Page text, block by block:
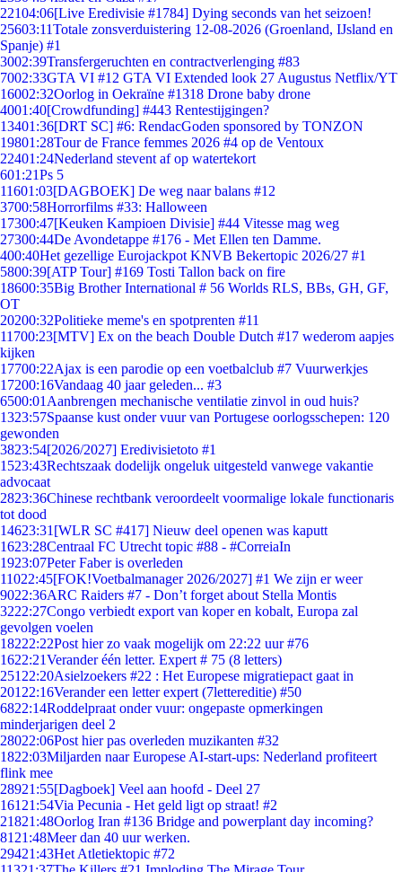
22104:06[Live Eredivisie #1784] Dying seconds van het seizoen!
25603:11Totale zonsverduistering 12-08-2026 (Groenland, IJsland en
Spanje) #1
3002:39Transfergeruchten en contractverlenging #83
7002:33GTA VI #12 GTA VI Extended look 27 Augustus Netflix/YT
16002:32Oorlog in Oekraïne #1318 Drone baby drone
4001:40[Crowdfunding] #443 Rentestijgingen?
13401:36[DRT SC] #6: RendacGoden sponsored by TONZON
19801:28Tour de France femmes 2026 #4 op de Ventoux
22401:24Nederland stevent af op watertekort
601:21Ps 5
11601:03[DAGBOEK] De weg naar balans #12
3700:58Horrorfilms #33: Halloween
17300:47[Keuken Kampioen Divisie] #44 Vitesse mag weg
27300:44De Avondetappe #176 - Met Ellen ten Damme.
400:40Het gezellige Eurojackpot KNVB Bekertopic 2026/27 #1
5800:39[ATP Tour] #169 Tosti Tallon back on fire
18600:35Big Brother International # 56 Worlds RLS, BBs, GH, GF,
OT
20200:32Politieke meme's en spotprenten #11
11700:23[MTV] Ex on the beach Double Dutch #17 wederom aapjes
kijken
17700:22Ajax is een parodie op een voetbalclub #7 Vuurwerkjes
17200:16Vandaag 40 jaar geleden... #3
6500:01 Aanbrengen mechanische ventilatie zinvol in oud huis?
1323:57Spaanse kust onder vuur van Portugese oorlogsschepen: 120
gewonden
3823:54[2026/2027] Eredivisietoto #1
1523:43Rechtszaak dodelijk ongeluk uitgesteld vanwege vakantie
advocaat
2823:36Chinese rechtbank veroordeelt voormalige lokale functionaris
tot dood
14623:31 [WLR SC #417] Nieuw deel openen was kaputt
1623:28Centraal FC Utrecht topic #88 - #CorreiaIn
1923:07Peter Faber is overleden
11022:45[FOK!Voetbalmanager 2026/2027] #1 We zijn er weer
9022:36ARC Raiders #7 - Don’t forget about Stella Montis
3222:27Congo verbiedt export van koper en kobalt, Europa zal
gevolgen voelen
18222:22Post hier zo vaak mogelijk om 22:22 uur #76
1622:21Verander één letter. Expert # 75 (8 letters)
251 22:20Asielzoekers #22 : Het Europese migratiepact gaat in
201 22:16Verander een letter expert (7lettereditie) #50
6822:14Roddelpraat onder vuur: ongepaste opmerkingen
minderjarigen deel 2
28022:06Post hier pas overleden muzikanten #32
1822:03Miljarden naar Europese AI-start-ups: Nederland profiteert
flink mee
28921:55[Dagboek] Veel aan hoofd - Deel 27
161 21:54Via Pecunia - Het geld ligt op straat! #2
21821:48Oorlog Iran #136 Bridge and powerplant day incoming?
81 21:48Meer dan 40 uur werken.
29421:43Het Atletiektopic #72